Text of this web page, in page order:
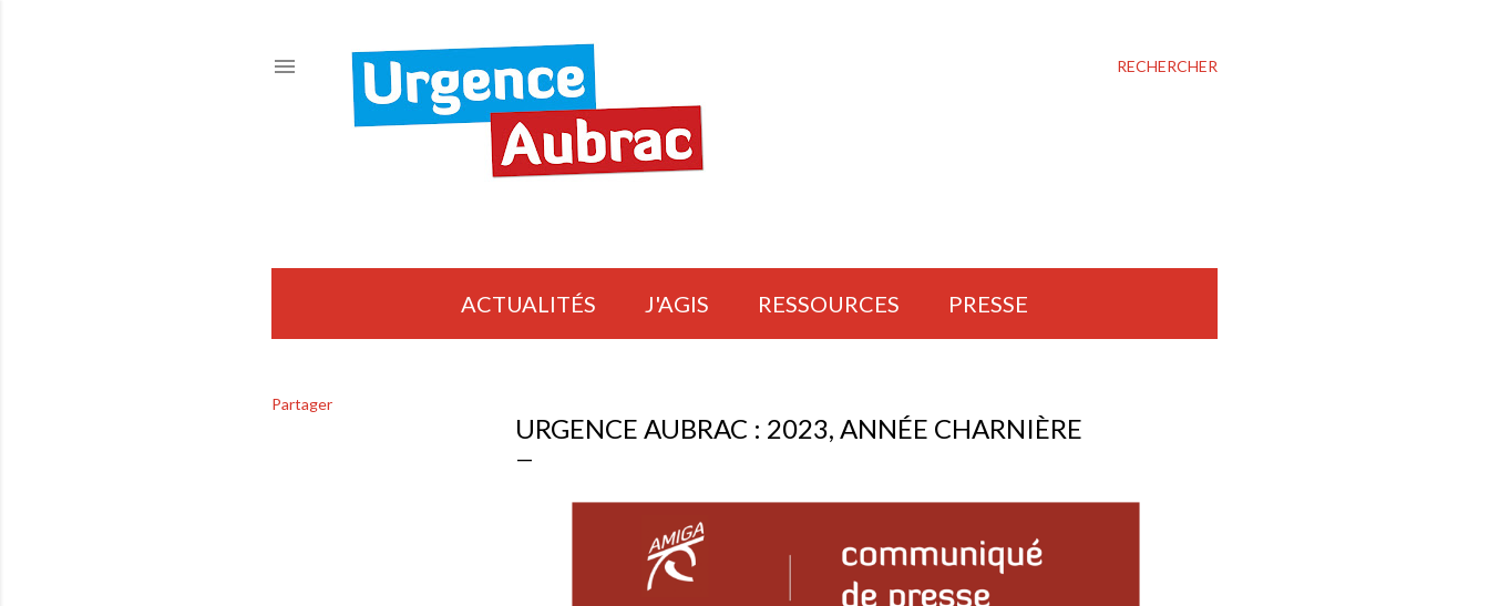
RECHERCHER
ACTUALITÉS J'AGIS RESSOURCES PRESSE
Partager
URGENCE AUBRAC : 2023, ANNÉE CHARNIÈRE